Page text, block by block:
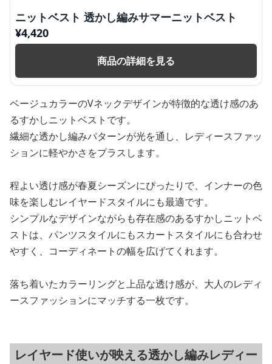
ニットベスト 透かし編みサマーニットベスト
¥4,420
商品の詳細を見る
ベージュカラーのVネックデザインが特徴的な透け感のあ
るすかしニットベストです。
繊細な透かし編みパターンが光を通し、レディースファッ
ションに軽やかさをプラスします。
程よい透け感が春夏シーズンにぴったりで、インナーの色
味を楽しむレイヤードスタイルにも最適です。
シンプルなデザインながらも存在感のあるすかしニットベ
ストは、パンツスタイルにもスカートスタイルにも合わせ
やすく、コーディネートの幅を広げてくれます。
落ち着いたカラーリングと上品な透け感が、大人のレディ
ースファッションにマッチする一枚です。
レイヤード使いが映える透かし編みレディー